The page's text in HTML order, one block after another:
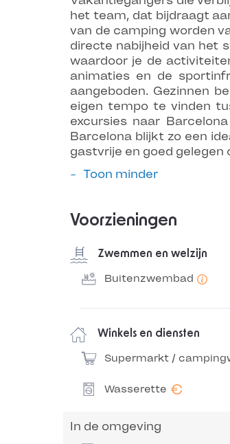
het team, dat bijdraagt
van de camping worden
directe nabijheid van het
waardoor je de
animaties en de
aangeboden. Gezinnen
eigen tempo te vinden
excursies naar
Barcelona blijkt zo een
gastvrije en goed gelegen
Toon minder
Voorzieningen
Zwemmen en welzijn
Buitenzwembad
Winkels en diensten
Supermarkt /
Wasserette €
In de omgeving